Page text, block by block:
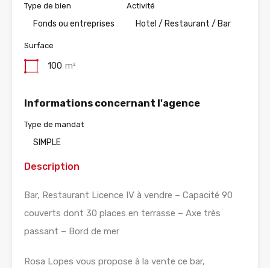
Type de bien
Fonds ou entreprises
Activité
Hotel / Restaurant / Bar
Surface
100 m²
Informations concernant l'agence
Type de mandat
SIMPLE
Description
Bar, Restaurant Licence IV à vendre – Capacité 90
couverts dont 30 places en terrasse – Axe très
passant – Bord de mer
Rosa Lopes vous propose à la vente ce bar,